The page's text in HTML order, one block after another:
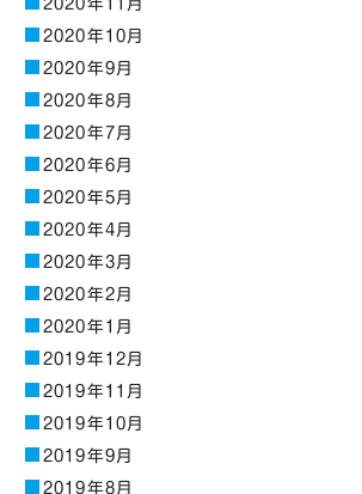
2020年11月
2020年10月
2020年9月
2020年8月
2020年7月
2020年6月
2020年5月
2020年4月
2020年3月
2020年2月
2020年1月
2019年12月
2019年11月
2019年10月
2019年9月
2019年8月